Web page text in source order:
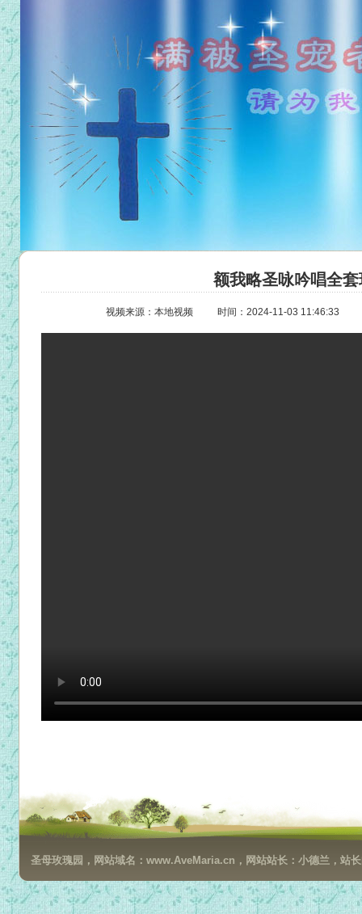
额我略圣咏吟唱全
视频来源：本地视频 时间：2024-11-03 11:46:33
圣母玫瑰园，网站域名：www.AveMaria.cn，网站站长：小德兰，